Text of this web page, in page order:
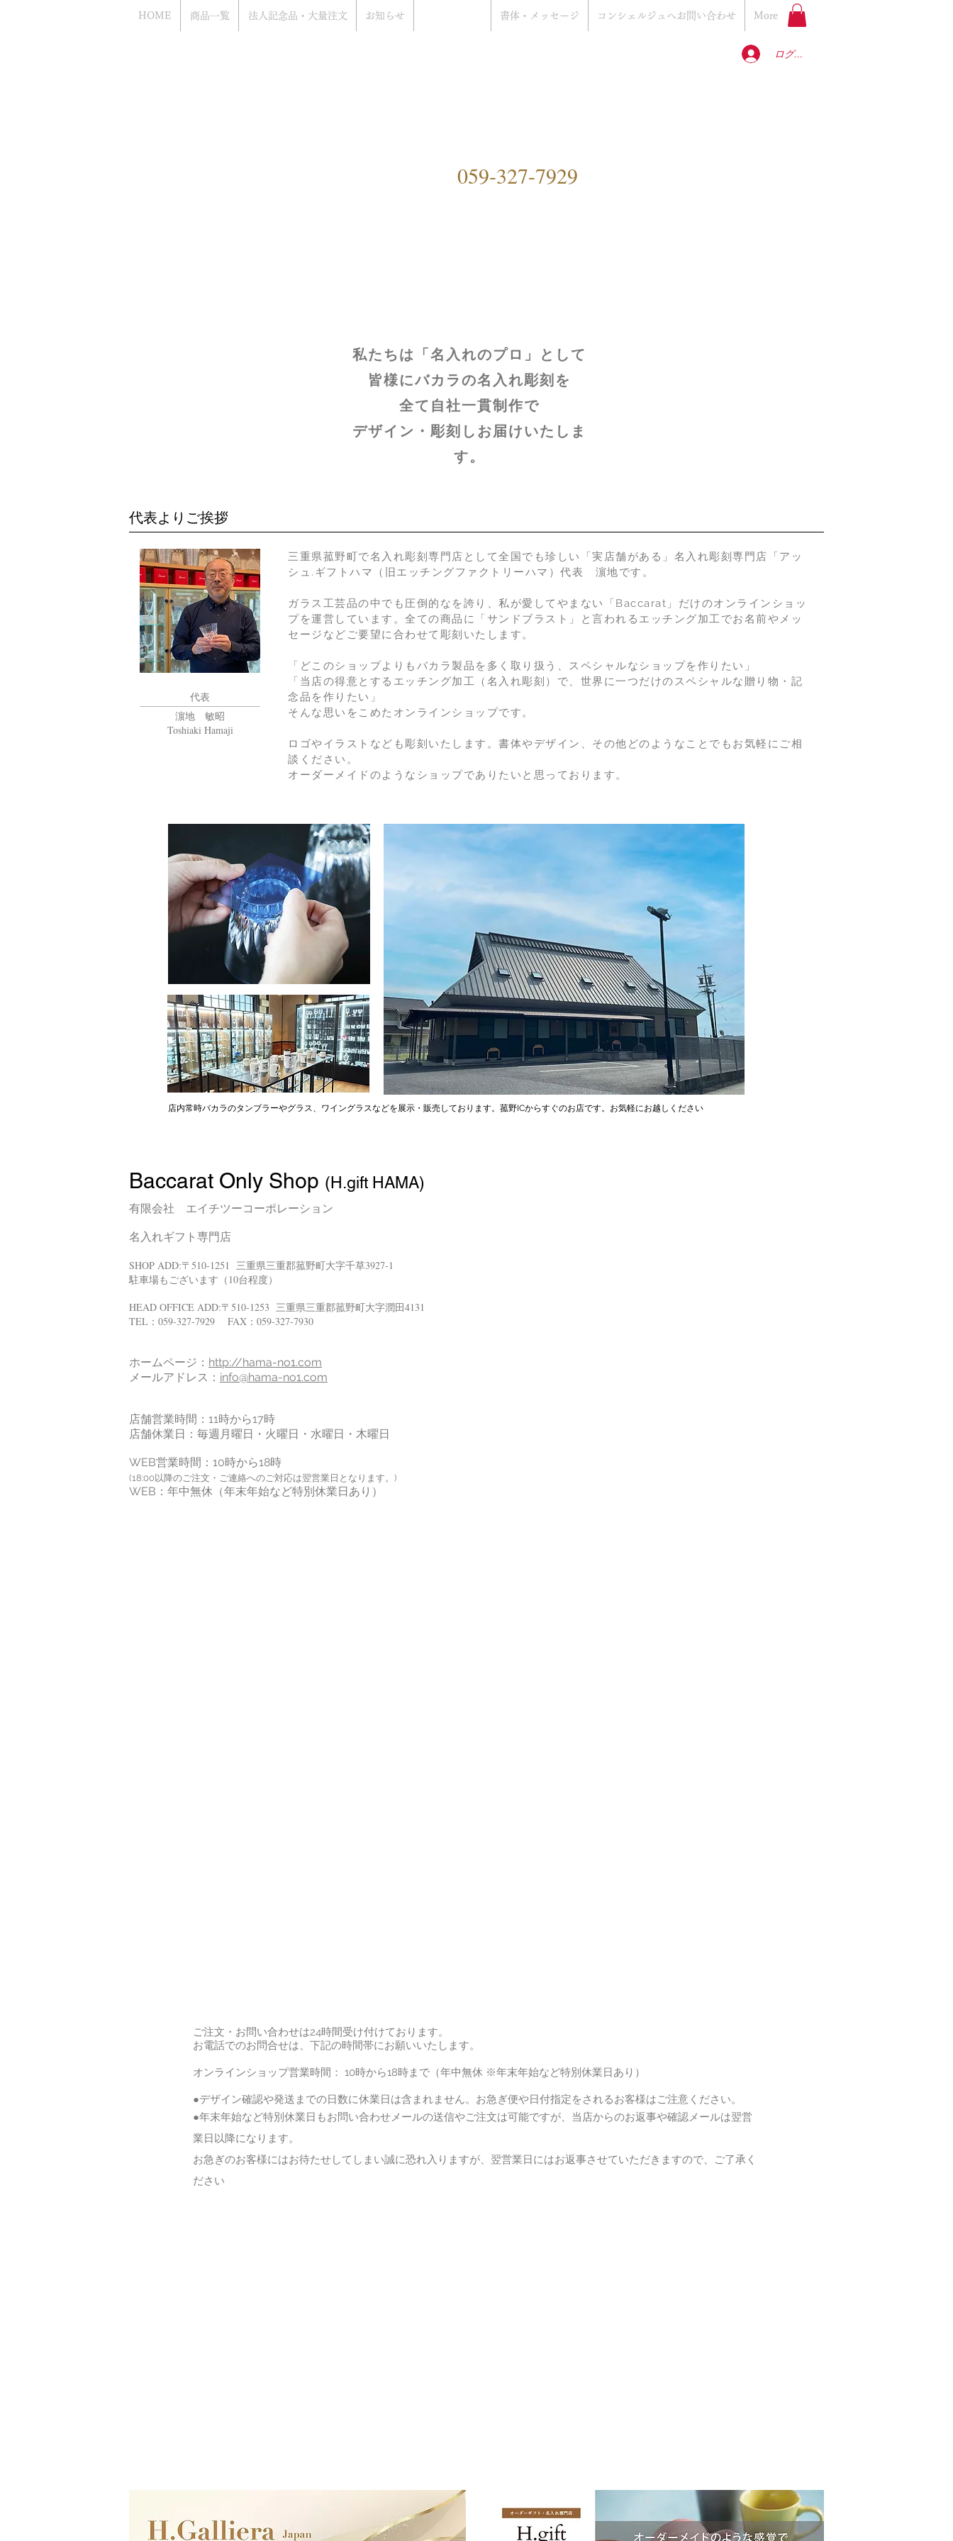
HOME 商品一覧 法人記念品・大量注文 お知らせ 書体・メッセージ コンシェルジュへお問い合わせ More
ログイン
059-327-7929
私たちは「名入れのプロ」として
皆様にバカラの名入れ彫刻を
​全て自社一貫制作で
デザイン・彫刻しお届けいたしま
す。
代表よりご挨拶
代表
濵地 敏昭
Toshiaki Hamaji
三重県菰野町で名入れ彫刻専門店として全国でも珍しい「実店舗がある」名入れ彫刻専門店「アッ
シュ.ギフトハマ（旧エッチングファクトリーハマ）代表 濵地です。
ガラス工芸品の中でも圧倒的なを誇り、私が愛してやまない「Baccarat」だけのオンラインショッ
プを運営しています。全ての商品に「サンドブラスト」と言われるエッチング加工でお名前やメッ
セージなどご要望に合わせて彫刻いたします。
「どこのショップよりもバカラ製品を多く取り扱う、スペシャルなショップを作りたい」
「当店の得意とするエッチング加工（名入れ彫刻）で、世界に一つだけのスペシャルな贈り物・記
念品を作りたい」
​そんな思いをこめたオンラインショップです。
ロゴやイラストなども彫刻いたします。書体やデザイン、その他どのようなことでもお気軽にご相
談ください。
オーダーメイドのようなショップでありたいと思っております。
店内常時バカラのタンブラーやグラス、ワイングラスなどを展示・販売しております。菰野ICからすぐのお店です。お気軽にお越しください
Baccarat Only Shop (H.gift HAMA)
有限会社 エイチツーコーポレーション
名入れギフト専門店
SHOP ADD:〒510-1251 三重県三重郡菰野町大字千草3927-1
駐車場もございます（10台程度）
HEAD OFFICE ADD:〒510-1253 三重県三重郡菰野町大字潤田4131
TEL：059-327-7929 FAX：059-327-7930
ホームページ： http://hama-no1.com
メールアドレス： info@hama-no1.com
店舗営業時間：11時から17時
店舗休業日：毎週月曜日・火曜日・水曜日・木曜日
WEB営業時間：10時から18時
(18:00以降のご注文・ご連絡へのご対応は翌営業日となります。)
WEB：年中無休（年末年始など特別休業日あり）
ご注文・お問い合わせは24時間受け付けております。
お電話でのお問合せは、下記の時間帯にお願いいたします。
オンラインショップ営業時間： 10時から18時まで（年中無休 ※年末年始など特別休業日あり）
●デザイン確認や発送までの日数に休業日は含まれません。お急ぎ便や日付指定をされるお客様はご注意ください。
●年末年始など特別休業日もお問い合わせメールの送信やご注文は可能ですが、当店からのお返事や確認メールは翌営
業日以降になります。
お急ぎのお客様にはお待たせしてしまい誠に恐れ入りますが、翌営業日にはお返事させていただきますので、ご了承く
ださい